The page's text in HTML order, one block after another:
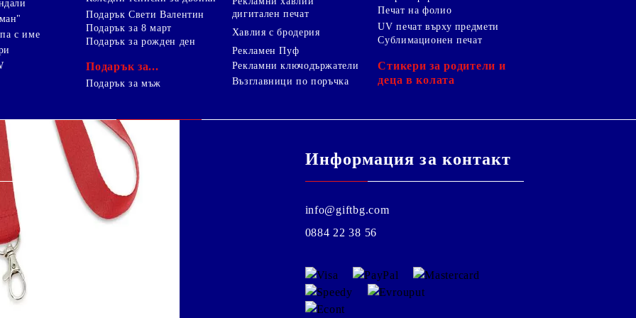
с име
Подарък Свети Валентин
Подарък за 8 март
Подарък за рожден ден
Подарък за...
Подарък за мъж
дигитален печат
Хавлия с бродерия
Рекламен Пуф
Рекламни ключодържатели
Възглавници по поръчка
Печат на фолио
UV печат върху предмети
Сублимационен печат
Стикери за родители и
деца в колата
Информация за контакт
info@giftbg.com
0884 22 38 56